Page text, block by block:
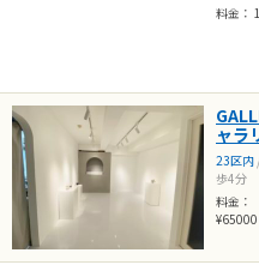
料金：
ャラ
23区内
歩4分
料金：